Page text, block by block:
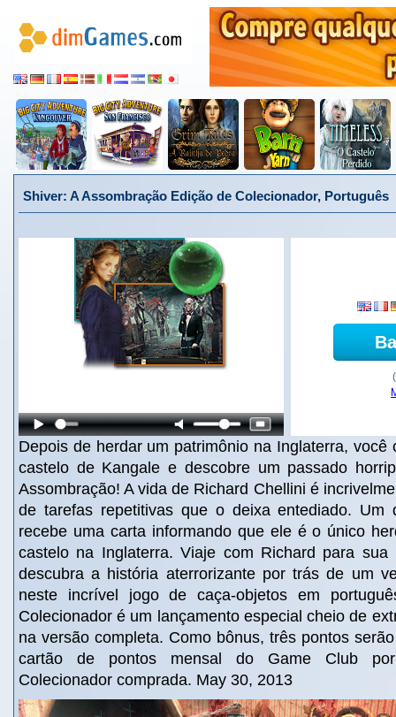
Shiver: A Assombração Edição de Colecionador, Português
Depois de herdar um patrimônio na Inglaterra, você
castelo de Kangale e descobre um passado
Assombração! A vida de Richard Chellini é
de tarefas repetitivas que o deixa entediado. Um
recebe uma carta informando que ele é o único
castelo na Inglaterra. Viaje com Richard para sua
descubra a história aterrorizante por trás de um
neste incrível jogo de caça-objetos em
Colecionador é um lançamento especial cheio de
na versão completa. Como bônus, três pontos
cartão de pontos mensal do Game Club
Colecionador comprada. May 30, 2013